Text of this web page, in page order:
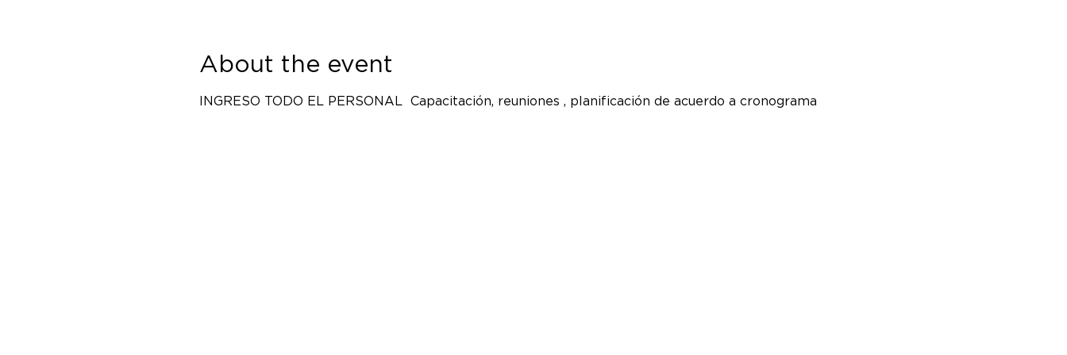
About the event
INGRESO TODO EL PERSONAL  Capacitación, reuniones , planificación de acuerdo a cronograma